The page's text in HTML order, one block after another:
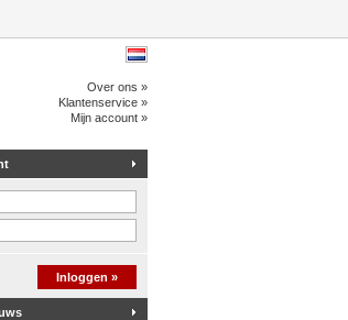
Over ons »
Klantenservice »
Mijn account »
Inloggen »